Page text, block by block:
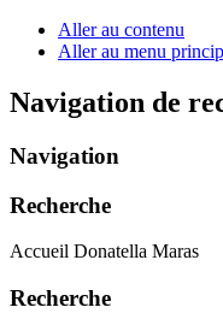
Aller au contenu
Aller au menu
Navigation de
Navigation
Recherche
Accueil Donatella Maras
Recherche